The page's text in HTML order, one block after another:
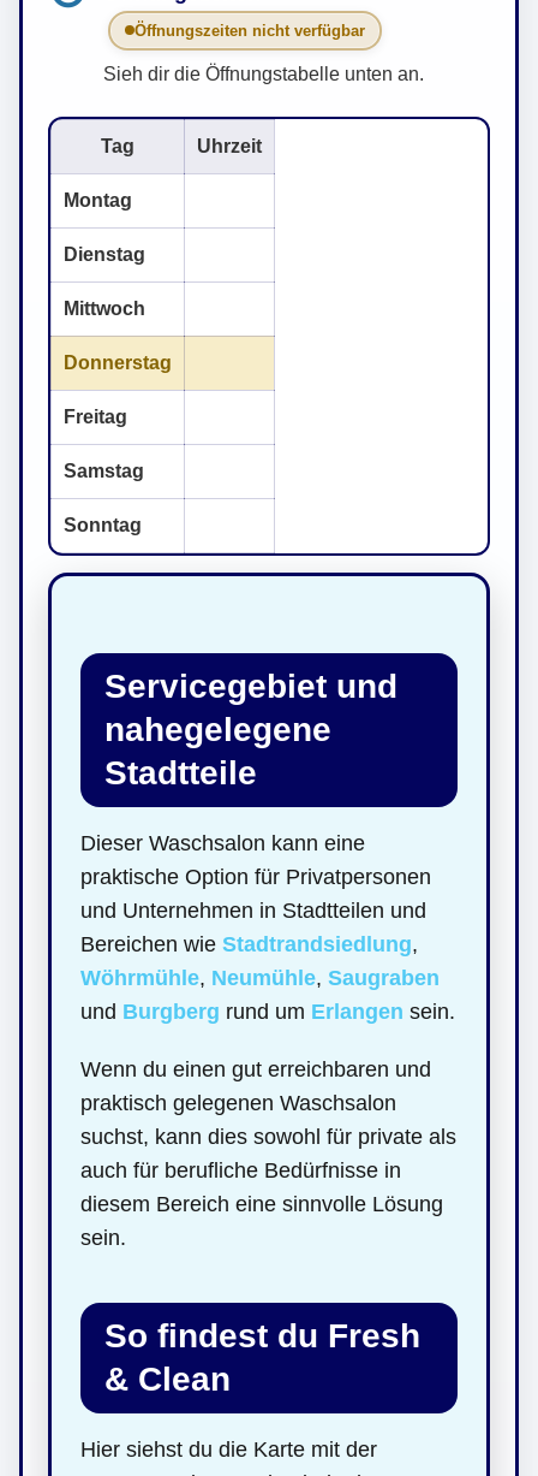
Öffnungszeiten nicht verfügbar
Sieh dir die Öffnungstabelle unten an.
Tag Uhrzeit
Montag
Dienstag
Mittwoch
Donnerstag
Freitag
Samstag
Sonntag
Servicegebiet und
nahegelegene
Stadtteile
Dieser Waschsalon kann eine
praktische Option für Privatpersonen
und Unternehmen in Stadtteilen und
Bereichen wie Stadtrandsiedlung,
Wöhrmühle, Neumühle, Saugraben
und Burgberg rund um Erlangen sein.
Wenn du einen gut erreichbaren und
praktisch gelegenen Waschsalon
suchst, kann dies sowohl für private als
auch für berufliche Bedürfnisse in
diesem Bereich eine sinnvolle Lösung
sein.
So findest du Fresh
& Clean
Hier siehst du die Karte mit der